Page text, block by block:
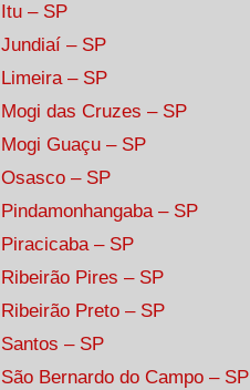
Itu – SP
Jundiaí – SP
Limeira – SP
Mogi das Cruzes – SP
Mogi Guaçu – SP
Osasco – SP
Pindamonhangaba – SP
Piracicaba – SP
Ribeirão Pires – SP
Ribeirão Preto – SP
Santos – SP
São Bernardo do Campo – SP